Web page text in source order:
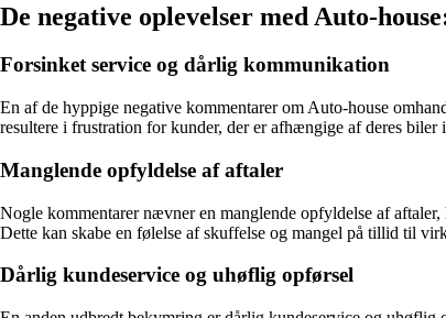
De negative oplevelser med Auto-
Forsinket service og dårlig kommunikation
En af de hyppige negative kommentarer om Auto-house
resultere i frustration for kunder, der er afhængige af deres biler
Manglende opfyldelse af aftaler
Nogle kommentarer nævner en manglende opfyldelse af
Dette kan skabe en følelse af skuffelse og mangel på tillid til
Dårlig kundeservice og uhøflig opførsel